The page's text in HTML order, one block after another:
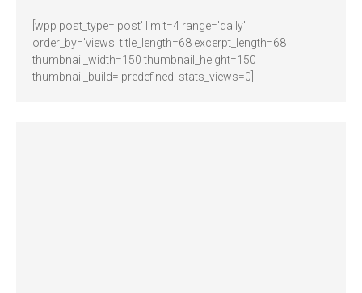
[wpp post_type='post' limit=4 range='daily'
order_by='views' title_length=68 excerpt_length=68
thumbnail_width=150 thumbnail_height=150
thumbnail_build='predefined' stats_views=0]